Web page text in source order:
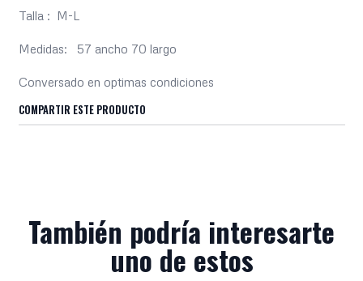
Talla : M-L
Medidas: 57 ancho 70 largo
Conversado en optimas condiciones
COMPARTIR ESTE PRODUCTO
También podría interesarte
uno de estos